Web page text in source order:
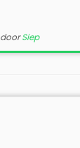
doorSiep